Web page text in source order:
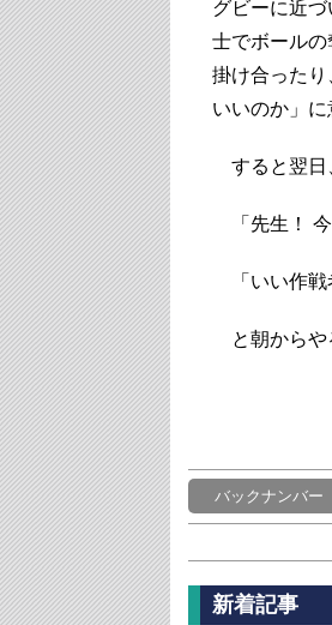
グビーに近
士でボール
掛け合った
いいのか」に
すると翌日
「先生！ 今
「いい作戦
と朝からや
バックナンバー
新着記事